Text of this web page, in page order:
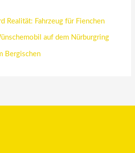
Realität: Fahrzeug für Fienchen
auf dem Nürburgring
Bergischen